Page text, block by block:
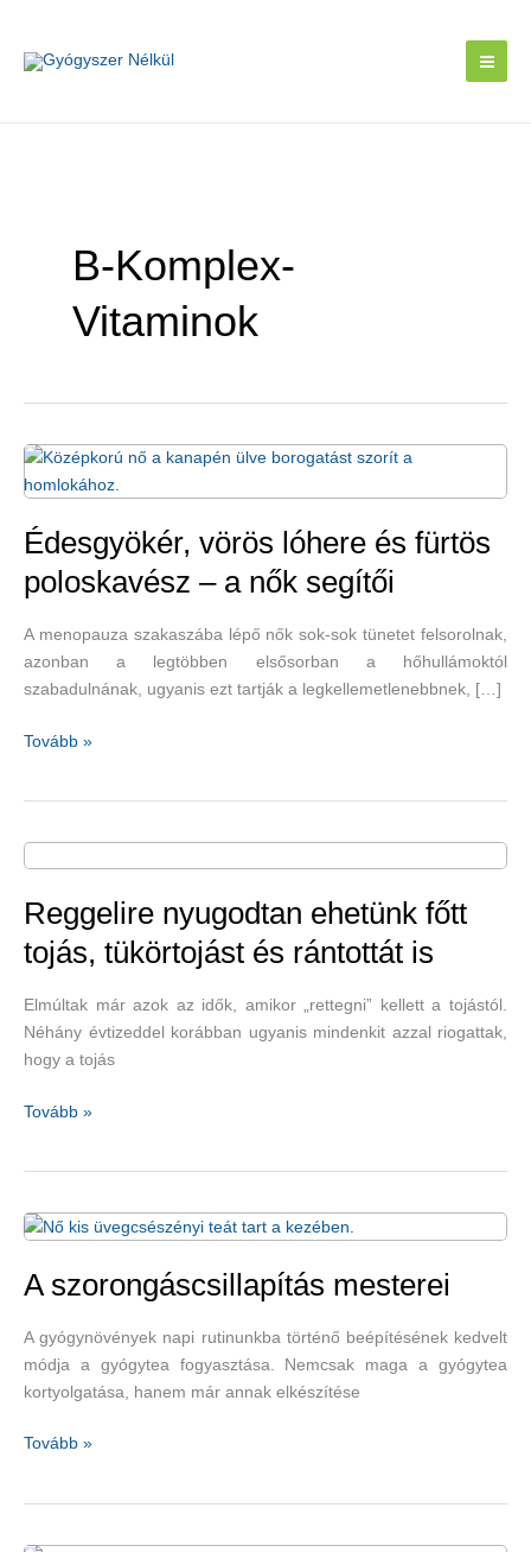
content
B-Komplex-
Vitaminok
Édesgyökér, vörös lóhere és fürtös
poloskavész – a nők segítői
A menopauza szakaszába lépő nők sok-sok tünetet felsorolnak,
azonban a legtöbben elsősorban a hőhullámoktól
szabadulnának, ugyanis ezt tartják a legkellemetlenebbnek, […]
Édesgyökér,
fürtös
–
nők
Tovább »
Reggelire nyugodtan ehetünk főtt
tojás, tükörtojást és rántottát is
Elmúltak már azok az idők, amikor „rettegni” kellett a tojástól.
Néhány évtizeddel korábban ugyanis mindenkit azzal riogattak,
hogy a tojás
Reggelire
tojás,
tükörtojást
és
rántottát
is
Tovább »
A szorongáscsillapítás mesterei
A gyógynövények napi rutinunkba történő beépítésének kedvelt
módja a gyógytea fogyasztása. Nemcsak maga a gyógytea
kortyolgatása, hanem már annak elkészítése
A
Tovább »